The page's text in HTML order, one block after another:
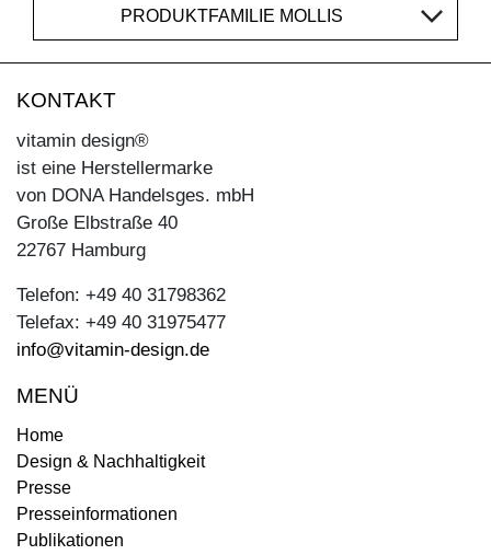
PRODUKTFAMILIE MOLLIS
KONTAKT
vitamin design®
ist eine Herstellermarke
von DONA Handelsges. mbH
Große Elbstraße 40
22767 Hamburg
Telefon: +49 40 31798362
Telefax: +49 40 31975477
info@vitamin-design.de
MENÜ
Home
Design & Nachhaltigkeit
Presse
Presseinformationen
Publikationen